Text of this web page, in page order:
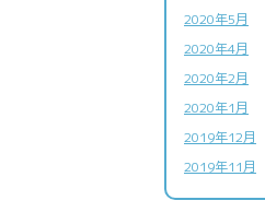
2020年5月
2020年4月
2020年2月
2020年1月
2019年12月
2019年11月